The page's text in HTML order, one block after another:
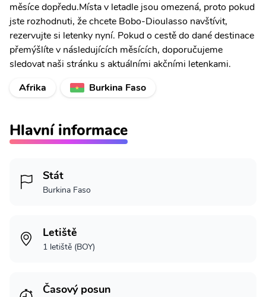
měsíce dopředu.Místa v letadle jsou omezená, proto pokud
jste rozhodnuti, že chcete Bobo-Dioulasso navštívit,
rezervujte si letenky nyní. Pokud o cestě do dané destinace
přemýšlíte v následujících měsících, doporučujeme
sledovat naši stránku s aktuálními akčními letenkami.
Afrika
Burkina Faso
Hlavní informace
Stát
Burkina Faso
Letiště
1 letiště (BOY)
Časový posun